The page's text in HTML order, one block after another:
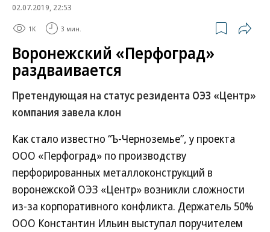
02.07.2019, 22:53
1K 3 мин.
Воронежский «Перфоград»
раздваивается
Претендующая на статус резидента ОЭЗ «Центр»
компания завела клон
Как стало известно “Ъ-Черноземье”, у проекта
ООО «Перфоград» по производству
перфорированных металлоконструкций в
воронежской ОЭЗ «Центр» возникли сложности
из-за корпоративного конфликта. Держатель 50%
ООО Константин Ильин выступал поручителем